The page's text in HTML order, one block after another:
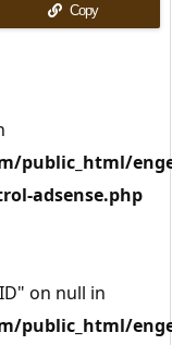
Copy
public_html/
adsense.php
on null in
public_html/